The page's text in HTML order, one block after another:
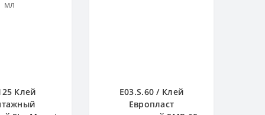
Клей
E03.S.60 / Клей
Европласт